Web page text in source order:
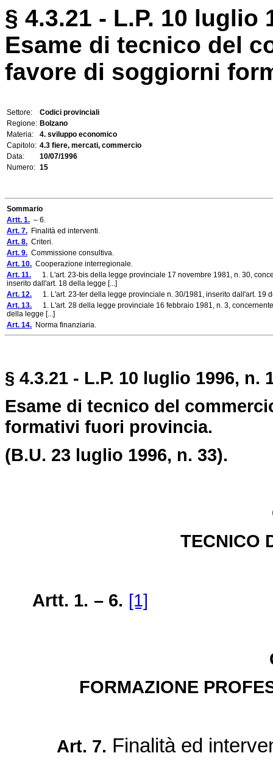
§ 4.3.21 - L.P. 10 luglio
Esame di tecnico del
favore di soggiorni
Settore:
Codici provinciali
Regione: Bolzano
Materia:
4. sviluppo economico
Capitolo: 4.3 fiere, mercati, commercio
Data:
10/07/1996
Numero: 15
Sommario
Artt. 1. – 6.
Art. 7. Finalità ed interventi.
Art. 8. Criteri.
Art. 9. Commissione consultiva.
Art. 10. Cooperazione interregionale.
Art. 11. 1. L'art. 23-bis della legge provinciale 17 novembre 1981, n. 30,
inserito dall'art. 18 della legge [...]
Art. 12. 1. L'art. 23-ter della legge provinciale n. 30/1981, inserito dall'art. 19
Art. 13. 1. L'art. 28 della legge provinciale 16 febbraio 1981, n. 3,
della legge [...]
Art. 14. Norma finanziaria.
§ 4.3.21 - L.P. 10 luglio 1996, n.
Esame di tecnico del
formativi fuori provincia.
(B.U. 23 luglio 1996, n. 33).
TECNICO
Artt. 1. – 6. [1]
FORMAZIONE
Art. 7. Finalità ed